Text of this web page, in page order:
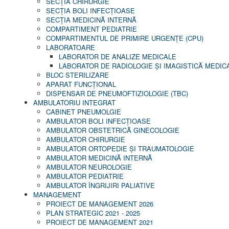
SECŢIA BOLI INFECŢIOASE
SECŢIA MEDICINĂ INTERNĂ
COMPARTIMENT PEDIATRIE
COMPARTIMENTUL DE PRIMIRE URGENȚE (CPU)
LABORATOARE
LABORATOR DE ANALIZE MEDICALE
LABORATOR DE RADIOLOGIE ŞI IMAGISTICĂ
BLOC STERILIZARE
APARAT FUNCŢIONAL
DISPENSAR DE PNEUMOFTIZIOLOGIE (TBC)
AMBULATORIU INTEGRAT
CABINET PNEUMOLGIE
AMBULATOR BOLI INFECŢIOASE
AMBULATOR OBSTETRICĂ GINECOLOGIE
AMBULATOR CHIRURGIE
AMBULATOR ORTOPEDIE ȘI TRAUMATOLOGIE
AMBULATOR MEDICINĂ INTERNĂ
AMBULATOR NEUROLOGIE
AMBULATOR PEDIATRIE
AMBULATOR ÎNGRIJIRI PALIATIVE
MANAGEMENT
PROIECT DE MANAGEMENT 2026
PLAN STRATEGIC 2021 - 2025
PROIECT DE MANAGEMENT 2021